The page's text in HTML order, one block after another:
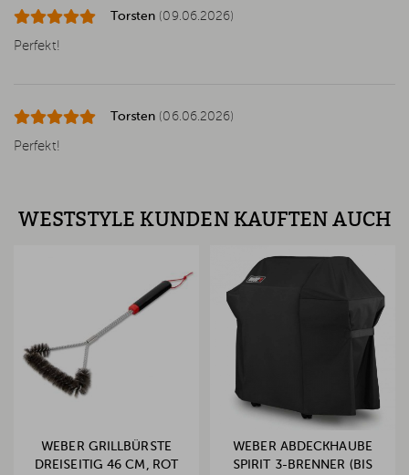
Torsten (09.06.2026)
Perfekt!
Torsten (06.06.2026)
Perfekt!
WESTSTYLE KUNDEN KAUFTEN AUCH
WEBER GRILLBÜRSTE
DREISEITIG 46 CM, ROT
WEBER ABDECKHAUBE
SPIRIT 3-BRENNER (BIS